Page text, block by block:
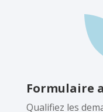
Formulaire
Qualifiez les